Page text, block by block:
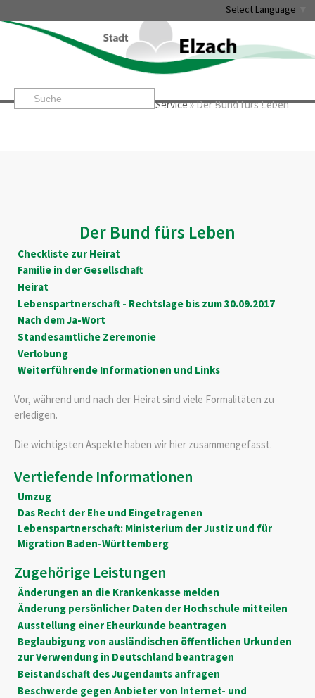
Select Language
Startseite» »Service»Der Bund fürs Leben
Leben & Erleben Rathaus & Service Stadtentwicklung &
Der Bund fürs Leben
Checkliste zur Heirat
Familie in der Gesellschaft
Heirat
Lebenspartnerschaft - Rechtslage bis zum 30.09.2017
Nach dem Ja-Wort
Standesamtliche Zeremonie
Verlobung
Weiterführende Informationen und Links
Vor, während und nach der Heirat sind viele Formalitäten zu
erledigen.
Die wichtigsten Aspekte haben wir hier zusammengefasst.
Vertiefende Informationen
Umzug
Das Recht der Ehe und Eingetragenen
Lebenspartnerschaft: Ministerium der Justiz und für
Migration Baden-Württemberg
Zugehörige Leistungen
Änderungen an die Krankenkasse melden
Änderung persönlicher Daten der Hochschule mitteilen
Ausstellung einer Eheurkunde beantragen
Beglaubigung von ausländischen öffentlichen Urkunden
zur Verwendung in Deutschland beantragen
Beistandschaft des Jugendamts anfragen
Beschwerde gegen Anbieter von Internet- und